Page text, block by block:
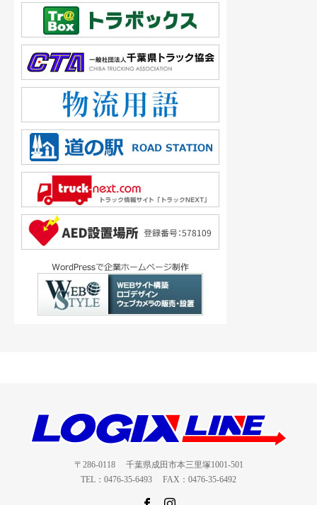
〒286-0118 千葉県成田市本三里塚1001-501
TEL：0476-35-6493 FAX：0476-35-6492